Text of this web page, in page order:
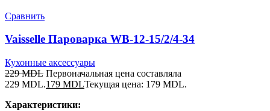
Сравнить
Vaisselle Пароварка WB-12-15/2/4-34
Кухонные аксессуары
229MDL Первоначальная цена составляла
229 MDL.179 MDLТекущая цена: 179 MDL.
Характеристики: